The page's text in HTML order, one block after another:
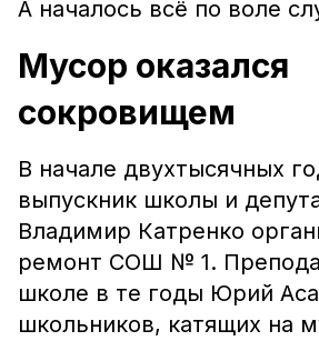
А началось всё по воле
Мусор оказался
сокровищем
В начале двухтысячных
выпускник школы и
Владимир Катренко
ремонт СОШ № 1.
школе в те годы Юрий
школьников, катящих на